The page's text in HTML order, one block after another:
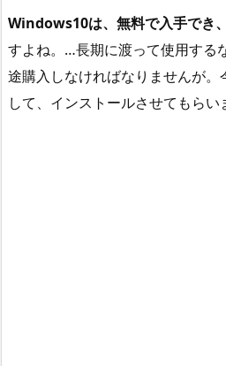
Windows10は、無料で入手でき
すよね。…長期に渡って使用する
途購入しなければなりませんが。
して、インストールさせてもらい